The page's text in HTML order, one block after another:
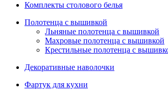
Комплекты столового белья
Полотенца с вышивкой
Льняные полотенца с вышивкой
Махровые полотенца с вышивкой
Крестильные полотенца с
Декоративные наволочки
Фартук для кухни